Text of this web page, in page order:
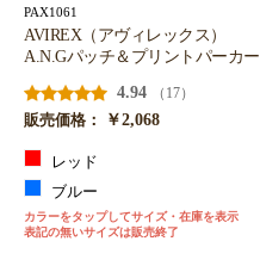
PAX1061
AVIREX（アヴィレックス）
A.N.Gパッチ＆プリントパーカー
4.94
（17）
販売価格：
￥2,068
レッド
ブルー
カラーをタップしてサイズ・在庫を表示
表記の無いサイズは販売終了